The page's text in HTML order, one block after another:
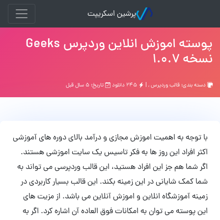
پرشین اسکریپت
پوسته اموزش انلاین وردپرس Geeks
نسخه 1.0.7
دسته بندی: قالب وردپرس, | تاریخ: ۵ سال قبل
با توجه به اهمیت اموزش مجازی و درآمد بالای دوره های آموزشی
اکثر افراد این روز ها به فکر تاسیس یک سایت اموزشی هستند.
اگر شما هم جز این افراد هستید، این قالب وردپرسی می تواند به
شما کمک شایانی در این زمینه بکند. این قالب بسیار کاربردی در
زمینه آموزشگاه انلاین و اموزش آنلاین می باشد. از مزیت های
این پوسته می توان به امکانات فوق العاده آن اشاره کرد. اگر به